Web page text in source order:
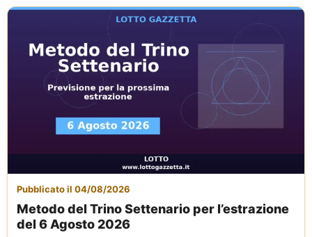
Pubblicato il 04/08/2026
Metodo del Trino Settenario per l’estrazione
del 6 Agosto 2026